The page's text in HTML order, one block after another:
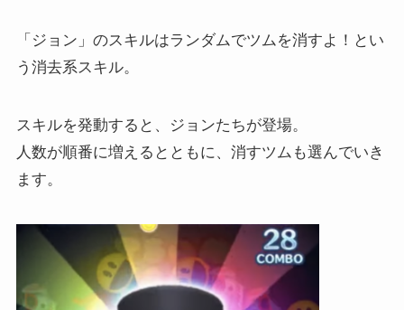
「ジョン」のスキルはランダムでツムを消すよ！とい
う消去系スキル。
スキルを発動すると、ジョンたちが登場。
人数が順番に増えるとともに、消すツムも選んでいき
ます。